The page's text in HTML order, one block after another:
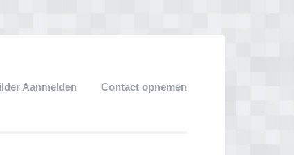
Aanmelden Contact opnemen